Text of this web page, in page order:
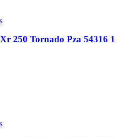
250 Tornado Pza 54316 1